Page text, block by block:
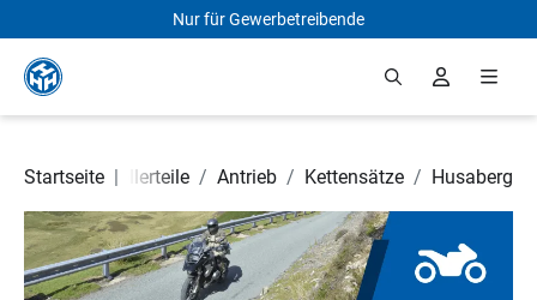
Zum Hauptinhalt springen
Nur für Gewerbetreibende
Startseite |
und Rollerteile / Antrieb / Kettensätze / Husaberg